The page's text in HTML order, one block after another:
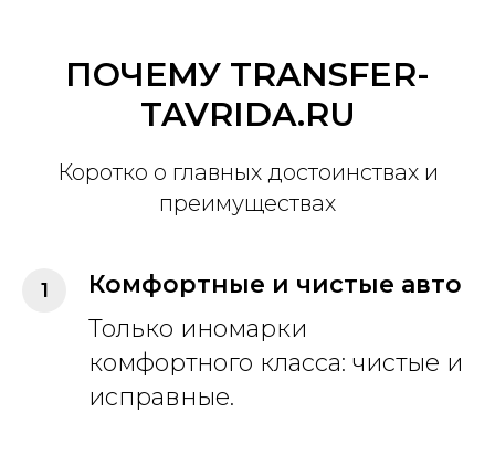
ПОЧЕМУ TRANSFER-
TAVRIDA.RU
Коротко о главных достоинствах и
преимуществах
Комфортные и чистые авто
Только иномарки
комфортного класса: чистые и
исправные.